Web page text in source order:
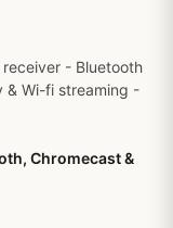
- Bluetooth
& Wi-fi streaming -
Chromecast &